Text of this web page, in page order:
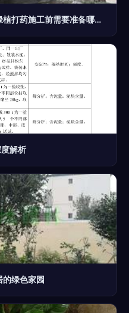
霍营园林杀虫绿化喷药车出租 绿植打药施工前需要准备哪些？
解析
的绿色家园